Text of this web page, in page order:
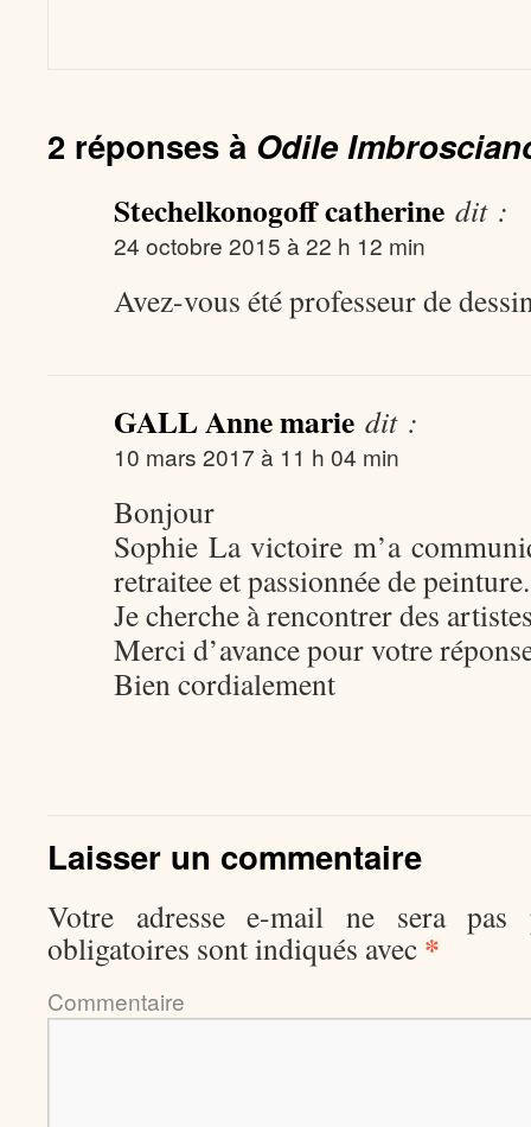
2 réponses à Odile
Stechelkonogoff catherine dit :
24 octobre 2015 à 22 h 12 min
Avez-vous été professeur de
GALL Anne marie dit :
10 mars 2017 à 11 h 04 min
Bonjour
Sophie La victoire m’a
retraitee et passionnée de peinture.
Je cherche à rencontrer des
Merci d’avance pour votre
Bien cordialement
Laisser un commentaire
Votre adresse e-mail ne sera pas
obligatoires sont indiqués avec *